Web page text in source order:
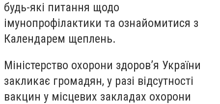
будь-які питання щодо
імунопрофілактики та ознайомитися з
Календарем щеплень.
Міністерство охорони здоров’я України
закликає громадян, у разі відсутності
вакцин у місцевих закладах охорони